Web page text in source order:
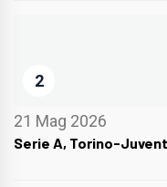
2
21 Mag 2026
Serie A, Torino-